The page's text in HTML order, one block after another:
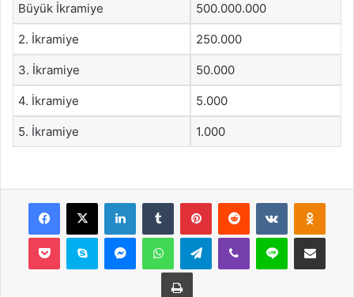
Büyük İkramiye 500.000.000
2. İkramiye 250.000
3. İkramiye 50.000
4. İkramiye 5.000
5. İkramiye 1.000
Facebook
X LinkedInTumblr PinterestReddit VKontakte
Pocket Skype MessengerWhatsAppTelegramViber Line E-Posta ile
Yazdır